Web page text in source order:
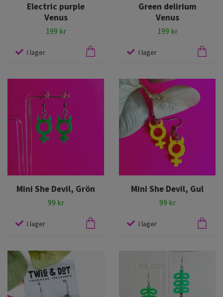
Electric purple
Venus
199 kr
I lager
Green delirium
Venus
199 kr
I lager
Mini She Devil, Grön
99 kr
I lager
Mini She Devil, Gul
99 kr
I lager